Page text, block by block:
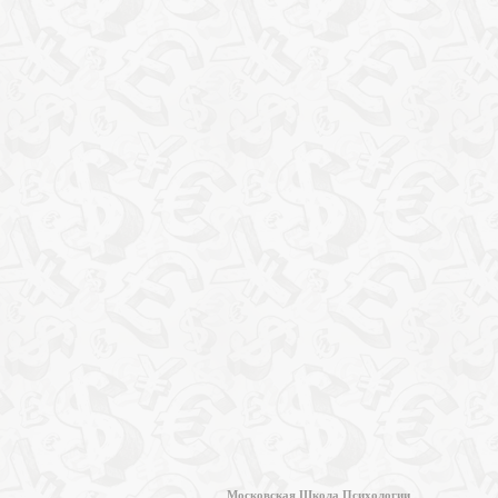
Московская Школа Психологии